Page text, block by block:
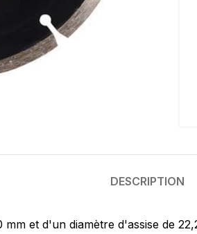
DESCRIPTION
et d'un diamètre d'assise de